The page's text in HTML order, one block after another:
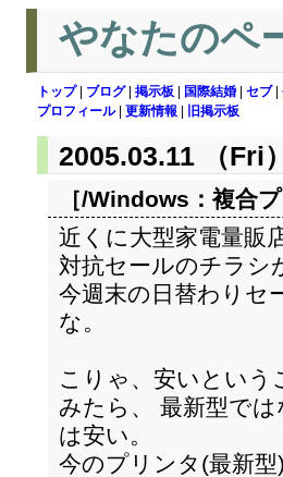
やなたのペ
トップ| ブログ| 掲示板 国際結婚 セブ|
プロフィール| 更新情報 旧掲示板
2005.03.11 （Fri）
［/Windows：複合
近くに大型家電量販
対抗セールのチラシ
今週末の日替わりセ
な。
こりゃ、安いとい
みたら、 最新型で
は安い。
今のプリンタ(最新